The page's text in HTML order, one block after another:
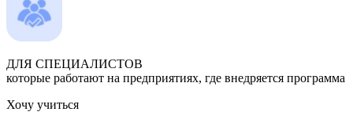
ДЛЯ СПЕЦИАЛИСТОВ
которые работают на предприятиях, где внедряется программа
Хочу учиться